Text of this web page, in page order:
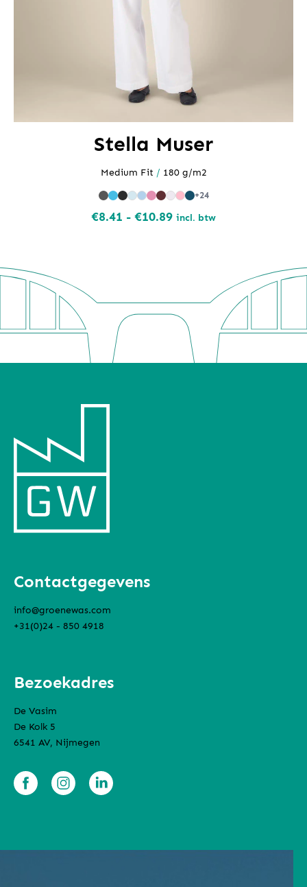
Stella Muser
Medium Fit / 180 g/m2
+24
€8.41 - €10.89Prijsklasse:
incl. btw
Contactgegevens
info@groenewas.com
+31(0)24 - 850 4918
Bezoekadres
De Vasim
De Kolk 5
6541 AV, Nijmegen